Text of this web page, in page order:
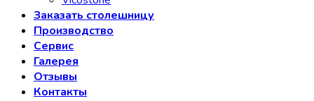
Заказать столешницу
Производство
Сервис
Галерея
Отзывы
Контакты